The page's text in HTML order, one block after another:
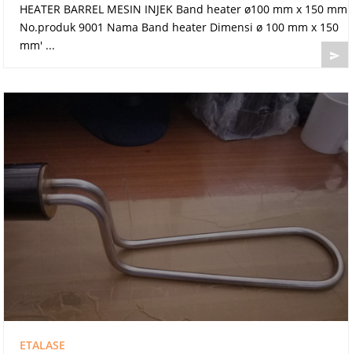
HEATER BARREL MESIN INJEK Band heater ø100 mm x 150 mm
No.produk 9001 Nama Band heater Dimensi ø 100 mm x 150
mm' ...

ETALASE